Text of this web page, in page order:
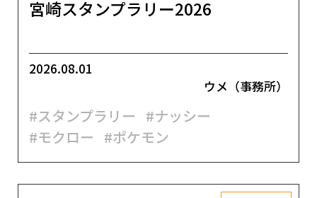
宮崎スタンプラリー2026
2026.08.01
ウメ（事務所）
#スタンプラリー #ナッシー
#モクロー #ポケモン